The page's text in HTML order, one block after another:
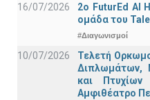
16/07/2026
2o FuturEd AI
ομάδα του
#Διαγωνισμοί
10/07/2026
Τελετή
Διπλωμάτων,
και
Αμφιθέατρο